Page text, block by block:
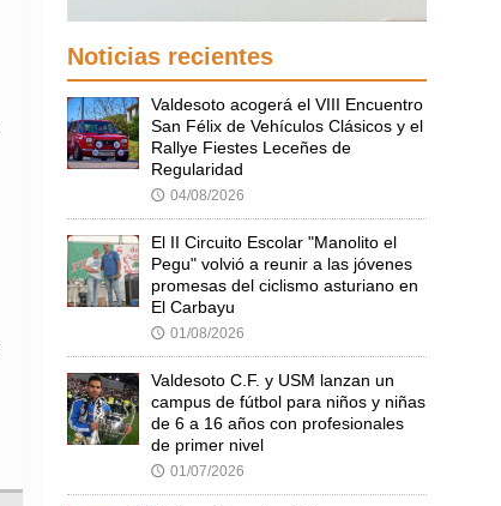
Noticias recientes
Valdesoto acogerá el VIII Encuentro
San Félix de Vehículos Clásicos y el
Rallye Fiestes Leceñes de
Regularidad
🕔 04/08/2026
El II Circuito Escolar "Manolito el
Pegu" volvió a reunir a las jóvenes
promesas del ciclismo asturiano en
El Carbayu
🕔 01/08/2026
Valdesoto C.F. y USM lanzan un
campus de fútbol para niños y niñas
de 6 a 16 años con profesionales
de primer nivel
🕔 01/07/2026